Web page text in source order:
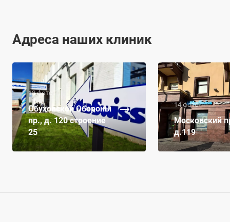
Адреса наших клиник
18 фото
Обуховской Обороны
пр., д. 120 строение
25
14 фото
Московский
д.119